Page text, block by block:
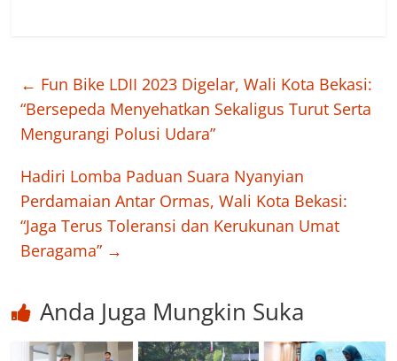
← Fun Bike LDII 2023 Digelar, Wali Kota Bekasi:
“Bersepeda Menyehatkan Sekaligus Turut Serta
Mengurangi Polusi Udara”
Hadiri Lomba Paduan Suara Nyanyian
Perdamaian Antar Ormas, Wali Kota Bekasi:
“Jaga Terus Toleransi dan Kerukunan Umat
Beragama” →
Anda Juga Mungkin Suka